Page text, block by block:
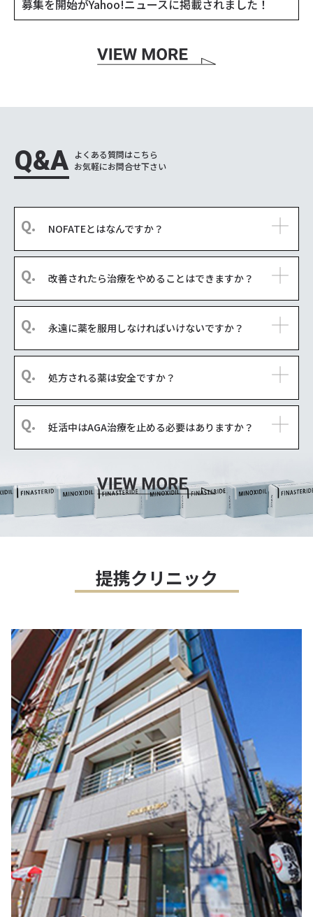
募集を開始がYahoo!ニュースに掲載されました！
Q&A よくある質問はこちら
お気軽にお問合せ下さい
NOFATEとはなんですか？
改善されたら治療をやめることはできますか？
永遠に薬を服用しなければいけないですか？
処方される薬は安全ですか？
妊活中はAGA治療を止める必要はありますか？
提携クリニック